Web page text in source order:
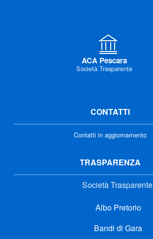
ACA Pescara
Società Trasparente
CONTATTI
Contatti in aggiornamento
TRASPARENZA
Società Trasparente
Albo Pretorio
Bandi di Gara